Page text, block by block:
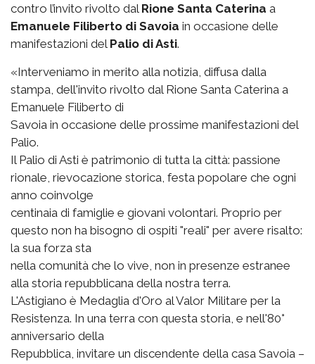
contro l’invito rivolto dal Rione Santa Caterina a
Emanuele Filiberto di Savoia in occasione delle
manifestazioni del Palio di Asti.
«Interveniamo in merito alla notizia, diffusa dalla
stampa, dell'invito rivolto dal Rione Santa Caterina a
Emanuele Filiberto di
Savoia in occasione delle prossime manifestazioni del
Palio.
Il Palio di Asti è patrimonio di tutta la città: passione
rionale, rievocazione storica, festa popolare che ogni
anno coinvolge
centinaia di famiglie e giovani volontari. Proprio per
questo non ha bisogno di ospiti "reali" per avere risalto:
la sua forza sta
nella comunità che lo vive, non in presenze estranee
alla storia repubblicana della nostra terra.
L'Astigiano è Medaglia d'Oro al Valor Militare per la
Resistenza. In una terra con questa storia, e nell'80°
anniversario della
Repubblica, invitare un discendente della casa Savoia –